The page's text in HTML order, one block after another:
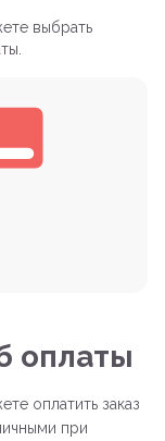
выбрать
оплаты
оплатить заказ
при